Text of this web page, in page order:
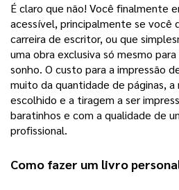
É claro que não! Você finalmente
acessível, principalmente se você
carreira de escritor, ou que
uma obra exclusiva só mesmo
sonho. O custo para a impressão
muito da quantidade de páginas, a
escolhido e a tiragem a ser
baratinhos e com a qualidade de
profissional.
Como fazer um livro